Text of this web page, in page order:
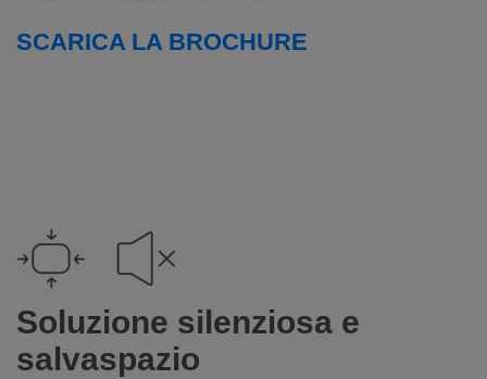
SCARICA LA BROCHURE
Soluzione silenziosa e
salvaspazio